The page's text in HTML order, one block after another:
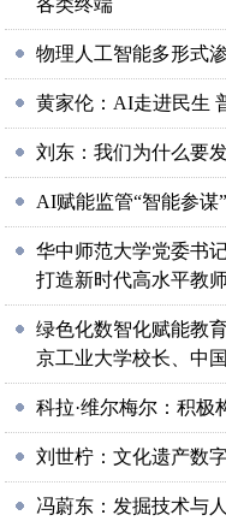
各类终端
物理人工智能多形式
黄家伦：AI走进民生
刘东：我们为什么要
AI赋能监管“智能参谋
华中师范大学党委书
打造新时代高水平教
绿色化数智化赋能教
京工业大学校长、中
科拉·维尔梅尔：积极
刘世柠：文化遗产数
冯蔚东：发掘技术与